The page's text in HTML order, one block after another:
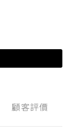
顧客評價